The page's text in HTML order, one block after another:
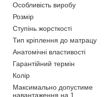
Особливість виробу
Розмір
Ступінь жорсткості
Тип кріплення до матрацу
Анатомічні властивості
Гарантійний термін
Колір
Максимально допустиме
навантаження на 1